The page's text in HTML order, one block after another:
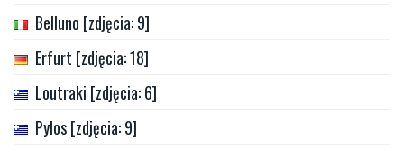
Belluno [zdjęcia: 9]
Erfurt [zdjęcia: 18]
Loutraki [zdjęcia: 6]
Pylos [zdjęcia: 9]